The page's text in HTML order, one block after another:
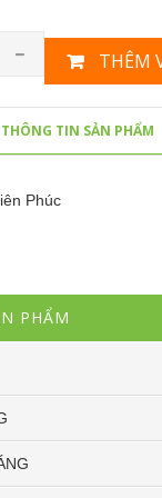
THÊM
THÔNG TIN SẢN PHẨM
Phúc
PHẨM